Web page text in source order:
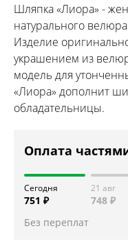
Шляпка «Лиора» -
натурального
Изделие
украшением из
модель для
«Лиора» дополнит
обладательницы.
Оплата
Сегодня
751 ₽
21 авг
748 ₽
Без переплат